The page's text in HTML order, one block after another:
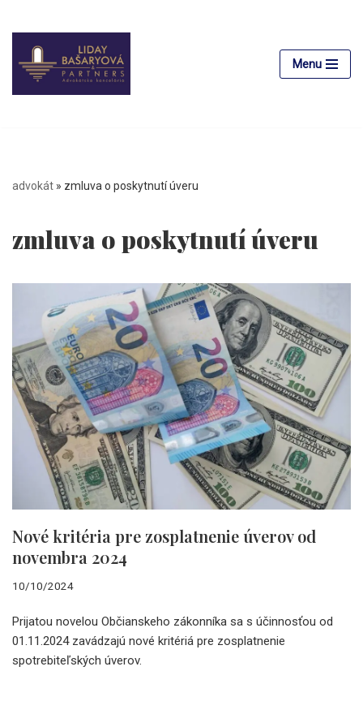
Preskočiť
na
obsah
Menu
advokát » zmluva o poskytnutí úveru
zmluva o poskytnutí úveru
Nové kritéria pre zosplatnenie úverov od
novembra 2024
10/10/2024
Prijatou novelou Občianskeho zákonníka sa s účinnosťou od
01.11.2024 zavádzajú nové kritériá pre zosplatnenie
spotrebiteľských úverov.